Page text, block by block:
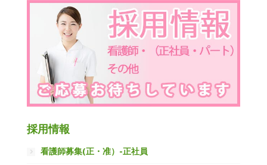
採用情報
看護師募集(正・准）-正社員